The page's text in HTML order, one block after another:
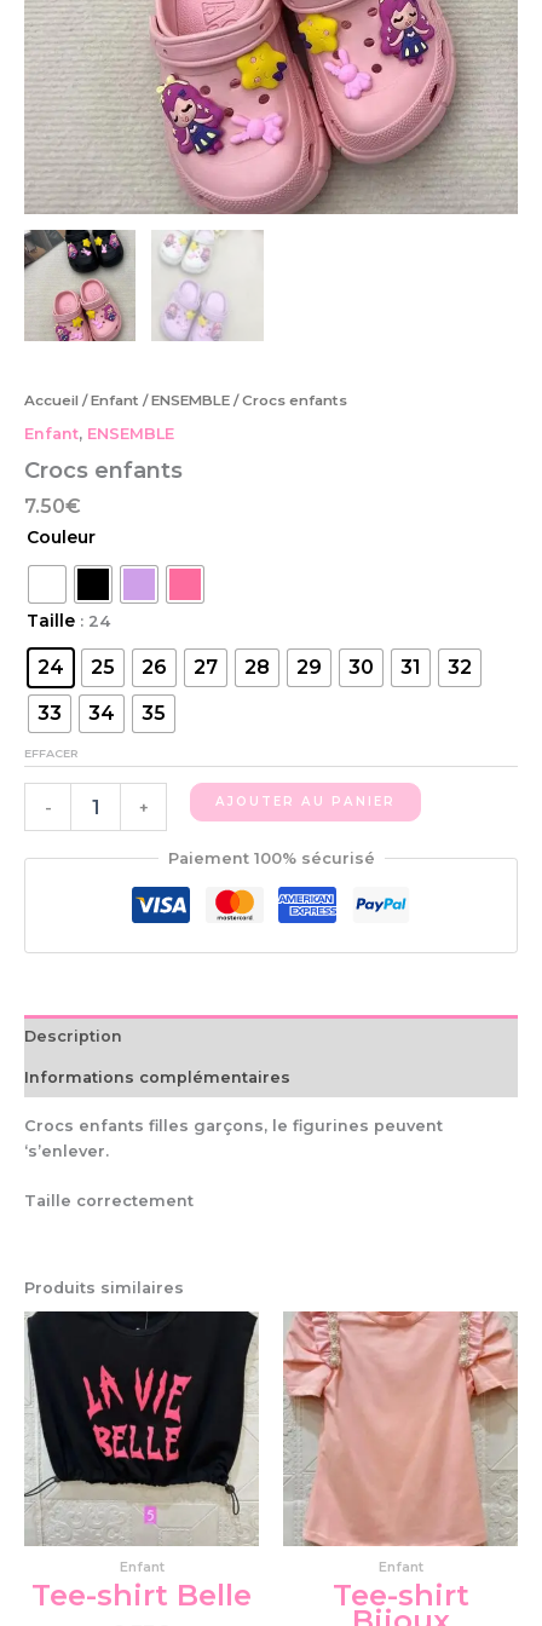
Accueil /Enfant /ENSEMBLE / Crocs enfants
Enfant, ENSEMBLE
Crocs enfants
7.50€
Couleur
Taille : 24
24 25 26 27 28 29 30 31
32
33
34 35
EFFACER
- + AJOUTER AU PANIER
Paiement 100% sécurisé
Description
Informations complémentaires
Crocs enfants filles garçons, le figurines peuvent
‘s’enlever.
Taille correctement
Produits similaires
Enfant
Tee-shirt Belle
Ce
produit
a
plusieurs
variations.
Les
options
peuvent
être
choisies
Enfant
Tee-shirt
Ce